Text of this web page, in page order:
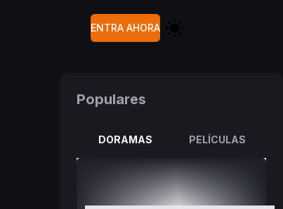
ENTRA AHORA
Populares
DORAMAS PELÍCULAS